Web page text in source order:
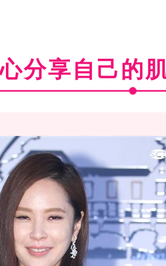
分享自己的